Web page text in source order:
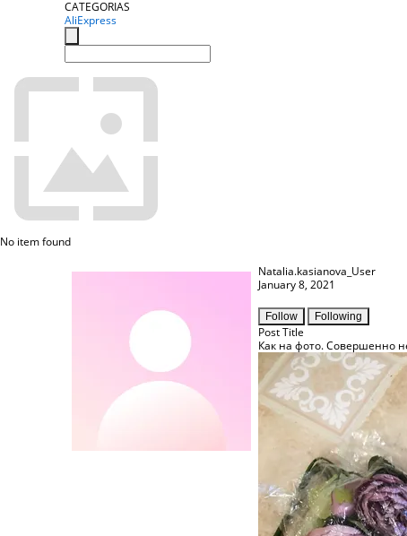
CATEGORIAS
AliExpress
No item found
Natalia.kasianova_User
January 8, 2021
Follow Following
Post Title
Как на фото. Совершенно